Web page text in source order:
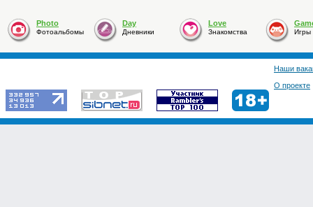
Photo
Фотоальбомы
Day
Дневники
Love
Знакомства Игры
Наши
О проекте